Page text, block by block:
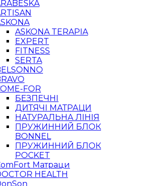
ASKONA TERAPIA
EXPERT
FITNESS
SERTA
FOR
БЕЗПЕЧНІ
ДИТЯЧІ МАТРАЦИ
НАТУРАЛЬНА ЛІНІЯ
ПРУЖИННИЙ БЛОК
BONNEL
ПРУЖИННИЙ БЛОК
POCKET
Матраци
HEALTH